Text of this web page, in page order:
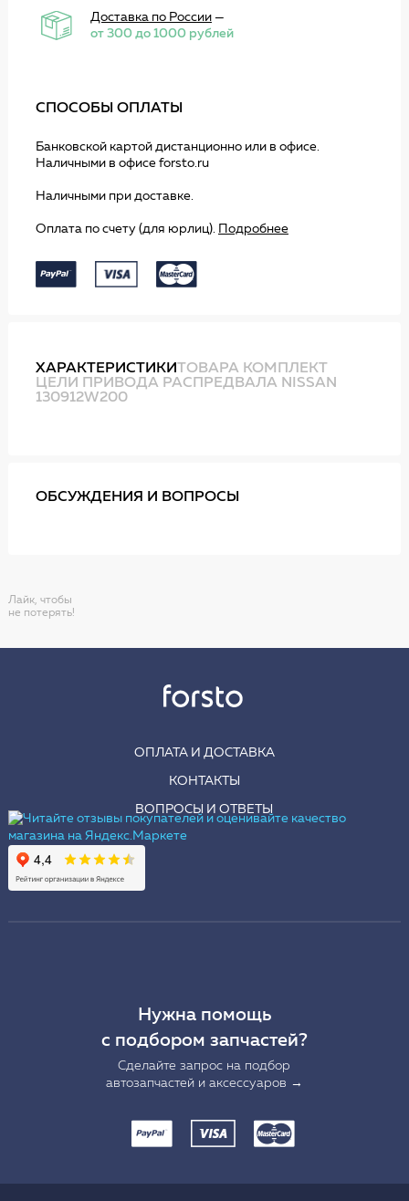
Доставка по России—
от 300 до 1000 рублей
СПОСОБЫ ОПЛАТЫ
Банковской картой дистанционно или в офисе.
Наличными в офисе forsto.ru
Наличными при доставке.
Оплата по счету (для юрлиц). Подробнее
ХАРАКТЕРИСТИКИТОВАРА КОМПЛЕКТ
ЦЕЛИ ПРИВОДА РАСПРЕДВАЛА NISSAN
130912W200
ОБСУЖДЕНИЯ И ВОПРОСЫ
Лайк, чтобы
не потерять!
ОПЛАТА И ДОСТАВКА
КОНТАКТЫ
ВОПРОСЫ И ОТВЕТЫ
Нужна помощь
с подбором запчастей?
Сделайте запрос на подбор
автозапчастей и аксессуаров →